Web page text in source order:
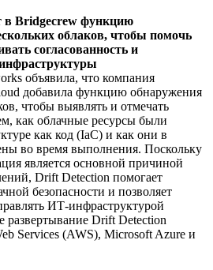
в Bridgecrew функцию
облаков, чтобы помочь
согласованность и
объявила, что компания
добавила функцию обнаружения
чтобы выявлять и отмечать
как облачные ресурсы были
как код (IaC) и как они в
во время выполнения. Поскольку
является основной причиной
Drift Detection помогает
безопасности и позволяет
ИТ-инфраструктурой
развертывание Drift Detection
Services (AWS), Microsoft Azure и